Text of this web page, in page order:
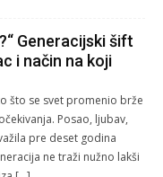
Generacijski šift
i način na koji
što se svet promenio brže
Posao, ljubav,
pre deset godina
ne traži nužno lakši